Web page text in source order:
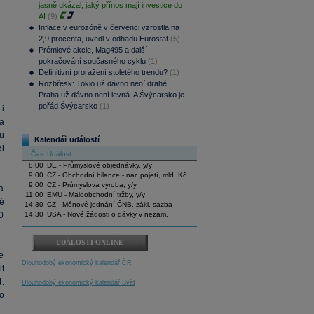
i
.
jasně ukázal, jaký přínos mají investice do
AI (9)
Inflace v eurozóně v červenci vzrostla na
2,9 procenta, uvedl v odhadu Eurostat (5)
Prémiové akcie, Mag495 a další
pokračování současného cyklu (1)
Definitivní proražení stoletého trendu? (1)
Rozbřesk: Tokio už dávno není drahé.
Praha už dávno není levná. A Švýcarsko je
pořád Švýcarsko (1)
Kalendář událostí
Čas Událost
8:00
DE - Průmyslové objednávky, y/y
9:00 CZ - Obchodní bilance - nár. pojetí, mld. Kč
9:00 CZ - Průmyslová výroba, y/y
11:00
EMU - Maloobchodní tržby, y/y
14:30 CZ - Měnové jednání ČNB, zákl. sazba
14:30 USA - Nové žádosti o dávky v nezam.
UDÁLOSTI ONLINE
Dlouhodobý ekonomický kalendář ČR
Dlouhodobý ekonomický kalendář Svět